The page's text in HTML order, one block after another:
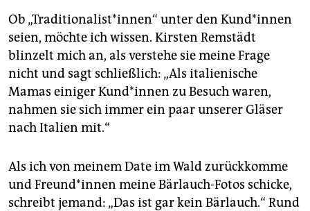
Ob „Traditionalist*innen“ unter den Kun­d*in­nen
seien, möchte ich wissen. Kirsten Remstädt
blinzelt mich an, als verstehe sie meine Frage
nicht und sagt schließlich: „Als italienische
Mamas einiger Kun­d*in­nen zu Besuch waren,
nahmen sie sich immer ein paar unserer Gläser
nach Italien mit.“
Als ich von meinem Date im Wald zurückkomme
und Freun­d*in­nen meine Bärlauch-Fotos schicke,
schreibt jemand: „Das ist gar kein Bärlauch.“ Rund